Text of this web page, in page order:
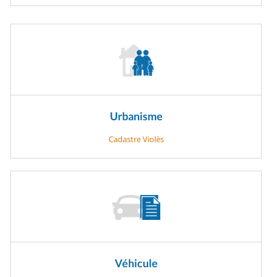
Urbanisme
Cadastre Violès
Véhicule